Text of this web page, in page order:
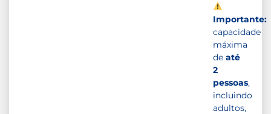
Importante:
capacidade
máxima
de até
2
pessoas,
incluindo
adultos,